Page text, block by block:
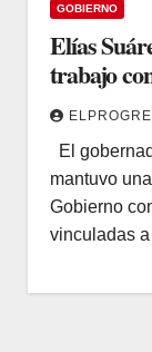
GOBIERNO
Elías
trabajo
El
mantuvo
Gobierno
vinculadas